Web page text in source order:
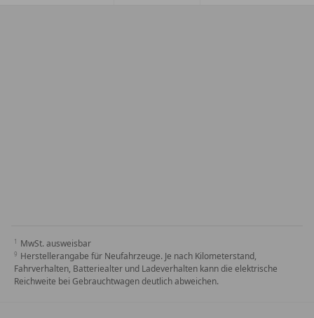
MwSt. ausweisbar
Herstellerangabe für Neufahrzeuge. Je nach Kilometerstand,
Fahrverhalten, Batteriealter und Ladeverhalten kann die elektrische
Reichweite bei Gebrauchtwagen deutlich abweichen.